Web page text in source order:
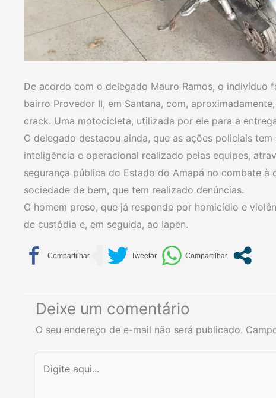
De acordo com o delegado Mauro Ramos, o indivíduo
bairro Provedor II, em Santana, com,
crack. Uma motocicleta, utilizada por ele para a
O delegado destacou ainda, que as ações policiais
inteligência e operacional realizado pelas equipes,
segurança pública do Estado do Amapá no combate à
sociedade de bem, que tem realizado denúncias.
O homem preso, que já responde por homicídio e
de custódia e, em seguida, ao Iapen.
Deixe um comentário
O seu endereço de e-mail não será publicado.
aqui...